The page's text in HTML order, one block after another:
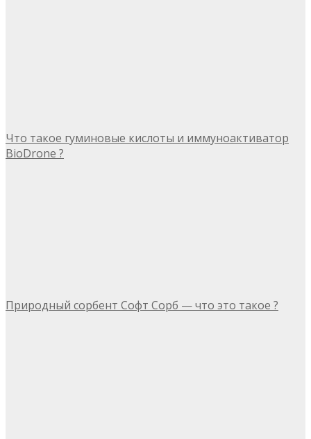
Что такое гуминовые кислоты и иммуноактиватор
BioDrone ?
Природный сорбент Софт Сорб — что это такое ?